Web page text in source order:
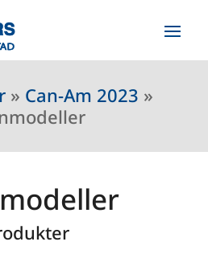
» Can-Am 2023 »